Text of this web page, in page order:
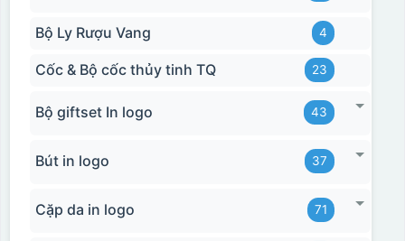
Bộ Ly Rượu Vang 4
Cốc & Bộ cốc thủy tinh TQ 23
Bộ giftset In logo 43
Bút in logo 37
Cặp da in logo 71